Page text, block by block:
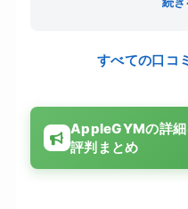
無理な負荷ではなく、
りました。通い始めて
まわりの張りも減って
ち着いた雰囲気ですが
した。
すべての口コ
AppleGYMの詳細
評判まとめ